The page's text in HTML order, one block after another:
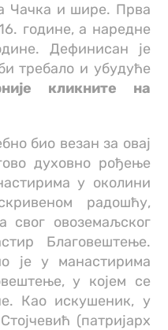
Чачка и шире. Прва
године, а наредне
Дефинисан је
требало и убудуће
кликните на
био везан за овај
духовно рођење
у околини
радошћу,
свог овоземаљског
Благовештење.
је у манастирима
у којем се
Као искушеник, у
(патријарх